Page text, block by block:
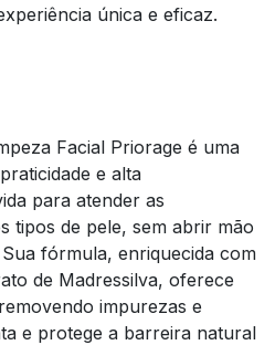
única e eficaz.
Facial Priorage é uma
e alta
para atender as
tipos de pele, sem abrir mão
fórmula, enriquecida com
de Madressilva, oferece
impurezas e
e protege a barreira natural